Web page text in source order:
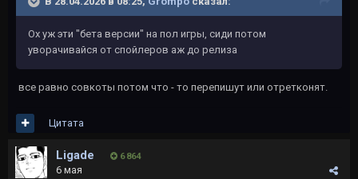
Ох уж эти "бета версии" на пол игры, сиди потом
уворачивайся от спойлеров аж до релиза
все равно совкоты потом что - то перепишут или отретконят.
Цитата
Ligade 6 864
6 мая